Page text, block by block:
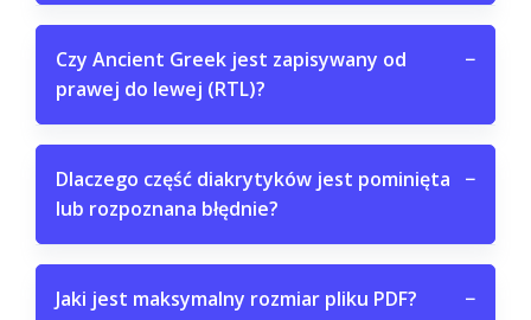
Czy Ancient Greek jest zapisywany od
prawej do lewej (RTL)?
−
Dlaczego część diakrytyków jest pominięta
lub rozpoznana błędnie?
−
Jaki jest maksymalny rozmiar pliku PDF? −